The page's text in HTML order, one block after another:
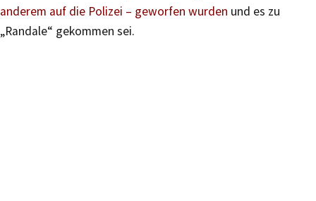
anderem auf die Polizei – geworfen wurden und es zu
„Randale“ gekommen sei.